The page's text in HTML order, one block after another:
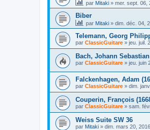
par Mitaki » mer. sept. 06,
Biber
par Mitaki » dim. déc. 04,
Telemann, Georg
par ClassicGuitare » jeu. juil.
Bach, Johann Sebastian
par ClassicGuitare » jeu. juin
Falckenhagen, Adam
par ClassicGuitare » dim.
Couperin, François
par ClassicGuitare » sam.
Weiss Suite SW 36
par Mitaki » dim. mars 20,